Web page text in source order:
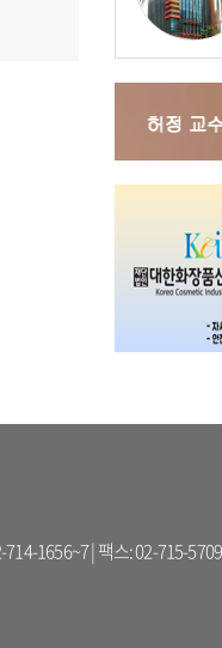
1656~7 | 팩스: 02-715-